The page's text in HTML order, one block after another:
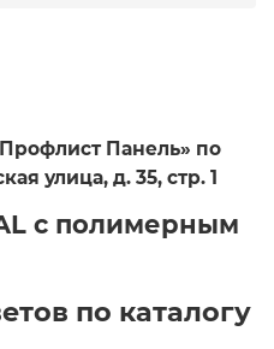
Панель» по
улица, д. 35, стр. 1
с полимерным
по каталогу